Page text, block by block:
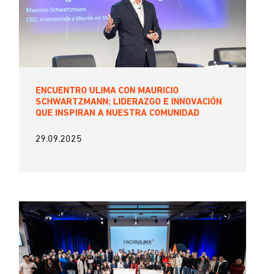
ENCUENTRO ULIMA CON MAURICIO
SCHWARTZMANN: LIDERAZGO E INNOVACIÓN
QUE INSPIRAN A NUESTRA COMUNIDAD
29.09.2025